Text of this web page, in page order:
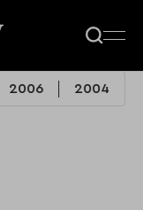
2006 2004